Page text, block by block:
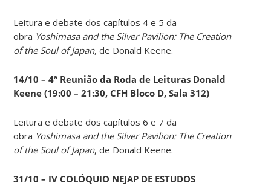
Leitura e debate dos capítulos 4 e 5 da
obra Yoshimasa and the Silver Pavilion: The Creation
of the Soul of Japan, de Donald Keene.
14/10 – 4ª Reunião da Roda de Leituras Donald
Keene (19:00 – 21:30, CFH Bloco D, Sala 312)
Leitura e debate dos capítulos 6 e 7 da
obra Yoshimasa and the Silver Pavilion: The Creation
of the Soul of Japan, de Donald Keene.
31/10 – IV COLÓQUIO NEJAP DE ESTUDOS